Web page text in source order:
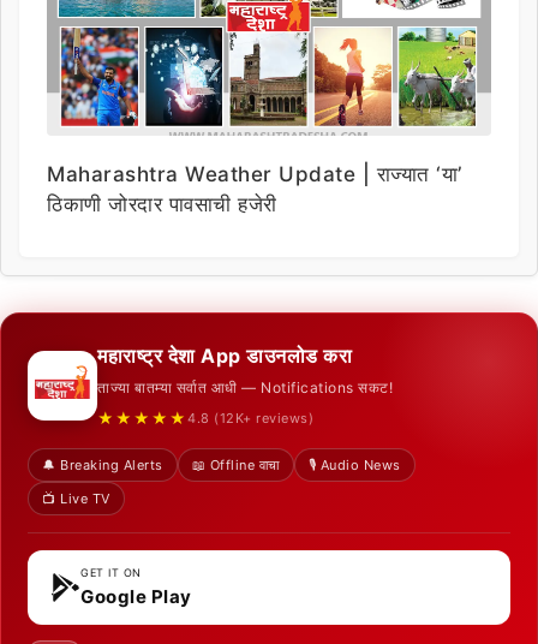
Maharashtra Weather Update | राज्यात ‘या’
ठिकाणी जोरदार पावसाची हजेरी
महाराष्ट्र देशा App डाउनलोड करा
ताज्या बातम्या सर्वात आधी — Notifications सकट!
★★★★★ 4.8 (12K+ reviews)
🔔 Breaking Alerts 📖 Offline वाचा
🎙️ Audio News
📺 Live TV
GET IT ON
Google Play